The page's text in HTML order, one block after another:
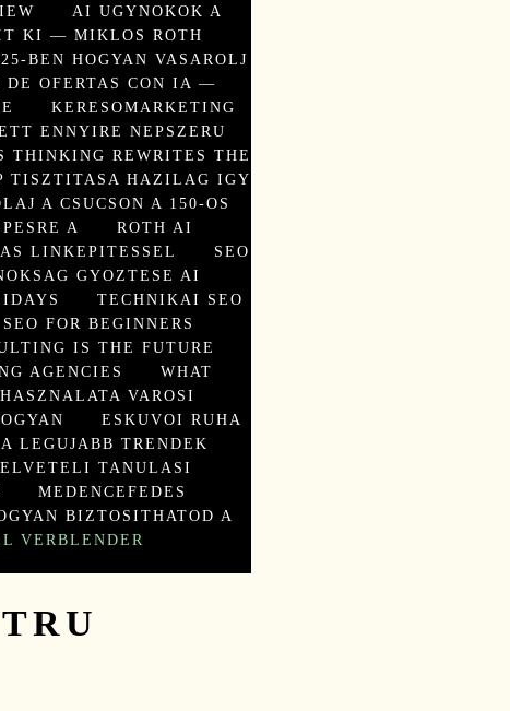
AI UGYNOKOK A
KI — MIKLOS ROTH
BEN HOGYAN VASAROLJ
DE OFERTAS CON IA —
KERESOMARKETING
ENNYIRE NEPSZERU
THINKING REWRITES THE
TISZTITASA HAZILAG IGY
A CSUCSON A 150-OS
A
ROTH AI
LINKEPITESSEL
SEO
GYOZTESE AI
TECHNIKAI SEO
FOR BEGINNERS
IS THE FUTURE
AGENCIES
WHAT
VAROSI
ESKUVOI RUHA
LEGUJABB TRENDEK
TANULASI
MEDENCEFEDES
BIZTOSITHATOD A
VERBLENDER